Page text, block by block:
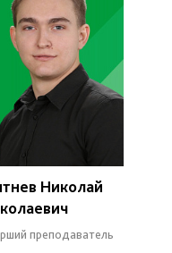
Николай
преподаватель